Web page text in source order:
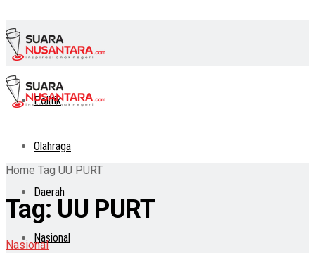
Politik
Olahraga
Daerah
Nasional
Home Tag UU PURT
Tag: UU PURT
Nasional